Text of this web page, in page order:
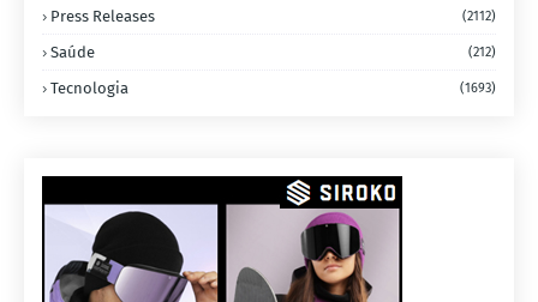
Press Releases (2112)
Saúde (212)
Tecnologia (1693)